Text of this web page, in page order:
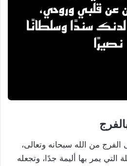
الفرج من الله سبحانه وتعالى،
يمر بها أليمة جدًا، وتجعله